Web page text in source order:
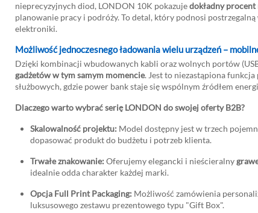
nieprecyzyjnych diod, LONDON 10K pokazujedokładny
planowanie pracy i podróży. To detal, który podnosi
elektroniki.
Możliwość jednoczesnego ładowania wielu urządzeń –
Dzięki kombinacji wbudowanych kabli oraz wolnych portów
gadżetów w tym samym momencie. Jest to niezastąpiona
służbowych, gdzie power bank staje się wspólnym źródłem
Dlaczego warto wybrać serię LONDON do swojej oferty B2B?
Skalowalność projektu: Model dostępny jest w trzech
dopasować produkt do budżetu i potrzeb klienta.
Trwałe znakowanie: Oferujemy elegancki i nieścieralny
idealnie odda charakter każdej marki.
Opcja Full Print Packaging: Możliwość zamówienia
luksusowego zestawu prezentowego typu "Gift Box".